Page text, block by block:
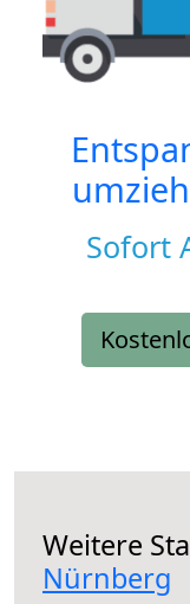
Sofort
Weitere
Nürnberg